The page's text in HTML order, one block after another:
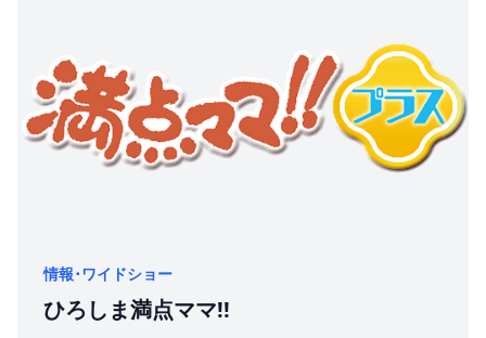
情報･ワイドショー
ひろしま満点ママ!!